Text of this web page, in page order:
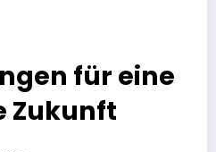
für eine
Zukunft